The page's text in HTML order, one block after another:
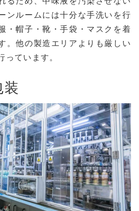
ンルームには十分な手洗いを行
・帽子・靴・手袋・マスクを着
。他の製造エリアよりも厳しい
っています。
装